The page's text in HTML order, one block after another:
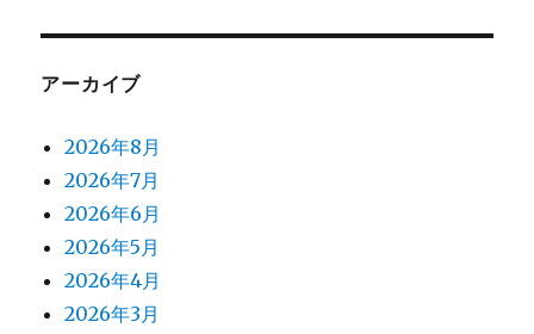
アーカイブ
2026年8月
2026年7月
2026年6月
2026年5月
2026年4月
2026年3月